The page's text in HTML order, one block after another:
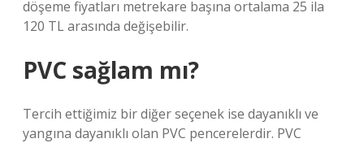
döşeme fiyatları metrekare başına ortalama 25 ila
120 TL arasında değişebilir.
PVC sağlam mı?
Tercih ettiğimiz bir diğer seçenek ise dayanıklı ve
yangına dayanıklı olan PVC pencerelerdir. PVC